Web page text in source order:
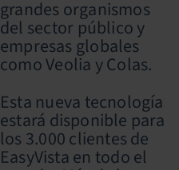
grandes organismos
del sector público y
empresas globales
como Veolia y Colas.
Esta nueva tecnología
estará disponible para
los 3.000 clientes de
EasyVista en todo el